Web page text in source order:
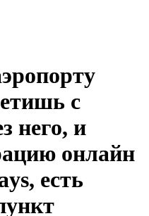
с
него, и
онлайн
есть